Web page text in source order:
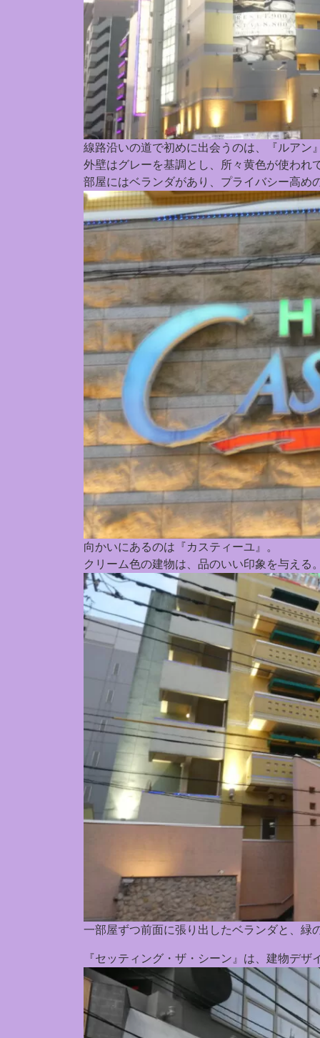
線路沿いの道で初めに出会うのは、『ルアン
外壁はグレーを基調とし、所々黄色が使われ
部屋にはベランダがあり、プライバシー高め
向かいにあるのは『カスティーユ』。
クリーム色の建物は、品のいい印象を与える
一部屋ずつ前面に張り出したベランダと、緑
『セッティング・ザ・シーン』は、建物デザ